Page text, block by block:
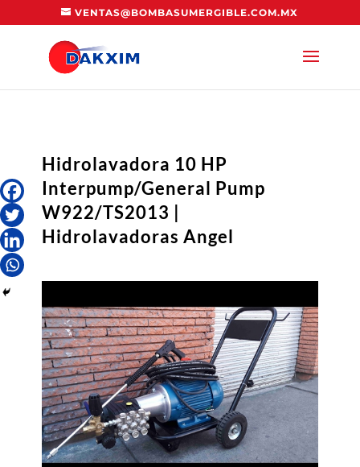
VENTAS@BOMBASUMERGIBLE.COM.MX
Hidrolavadora 10 HP
Interpump/General Pump
W922/TS2013 |
Hidrolavadoras Angel